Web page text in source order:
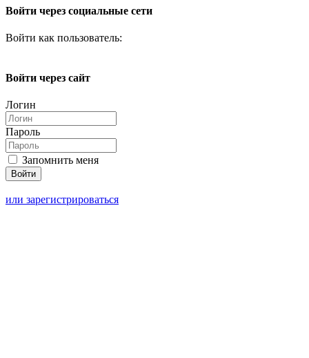
Войти через социальные сети
Войти как пользователь:
Войти через сайт
Логин
Пароль
Запомнить меня
или зарегистрироваться